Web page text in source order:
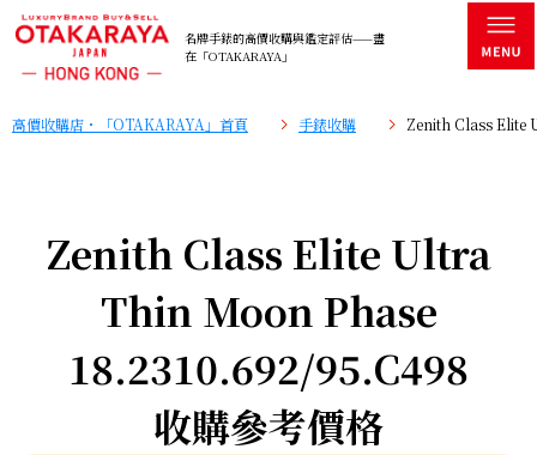
名牌手錶的高價收購與鑑定評估——盡
在「OTAKARAYA」
高價收購店・「OTAKARAYA」首頁 手錶收購 Zenith Class Elite
Zenith Class Elite Ultra
Thin Moon Phase
18.2310.692/95.C498
收購參考價格